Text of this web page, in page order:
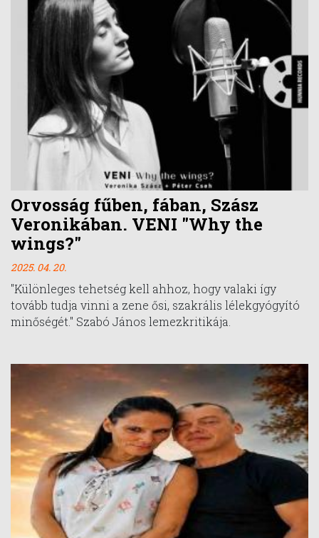
Orvosság fűben, fában, Szász
Veronikában. VENI "Why the
wings?"
2025. 04. 20.
"Különleges tehetség kell ahhoz, hogy valaki így
tovább tudja vinni a zene ősi, szakrális lélekgyógyító
minőségét." Szabó János lemezkritikája.